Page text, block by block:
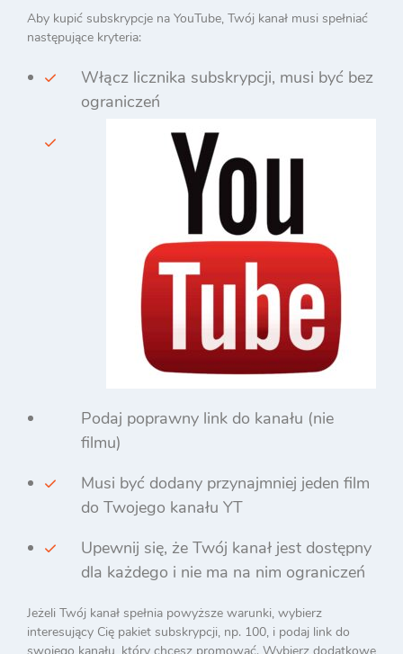
Aby kupić subskrypcje na YouTube, Twój kanał musi spełniać
następujące kryteria:
Włącz licznika subskrypcji, musi być bez
ograniczeń
Podaj poprawny link do kanału (nie
filmu)
Musi być dodany przynajmniej jeden film
do Twojego kanału YT
Upewnij się, że Twój kanał jest dostępny
dla każdego i nie ma na nim ograniczeń
Jeżeli Twój kanał spełnia powyższe warunki, wybierz
interesujący Cię pakiet subskrypcji, np. 100, i podaj link do